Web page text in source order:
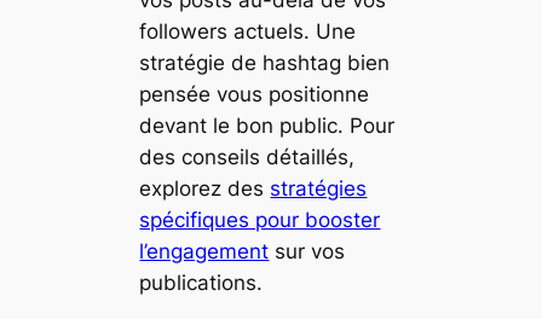
followers actuels. Une
stratégie de hashtag bien
pensée vous positionne
devant le bon public. Pour
des conseils détaillés,
explorez des stratégies
spécifiques pour booster
l’engagement sur vos
publications.